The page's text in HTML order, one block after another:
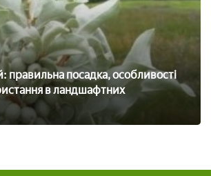
правильна посадка, особливості
в ландшафтних